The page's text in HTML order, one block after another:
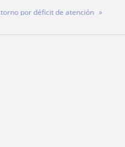
por déficit de atención